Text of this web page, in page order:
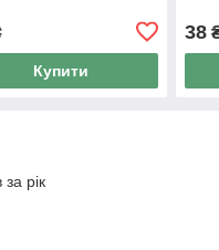
Купити
38
рік